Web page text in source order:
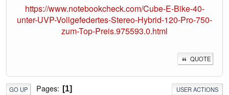
https://www.notebookcheck.com/Cube-E-Bike-40-
unter-UVP-Vollgefedertes-Stereo-Hybrid-120-Pro-750-
zum-Top-Preis.975593.0.html
QUOTE
GO UP Pages 1 USER ACTIONS